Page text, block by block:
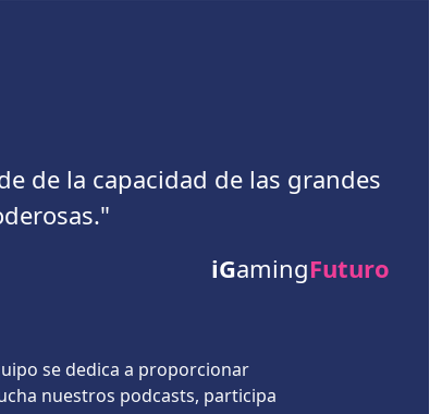
de la capacidad de las grandes
iGamingFuturo
se dedica a proporcionar
nuestros podcasts, participa